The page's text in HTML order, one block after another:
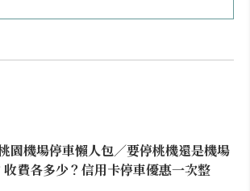
園機場停車懶人包／要停桃機還是機場
收費各多少？信用卡停車優惠一次整